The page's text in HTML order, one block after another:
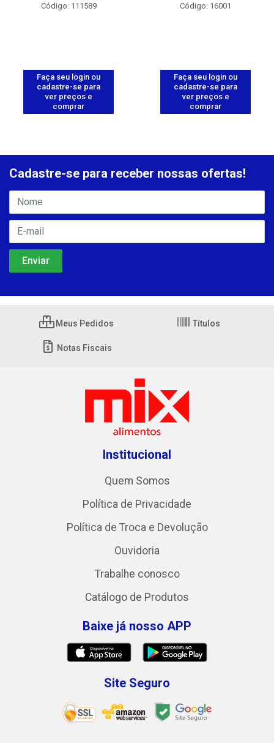
Código: 111589
Faça seu login ou
cadastre-se para
ver preços e
comprar
Código: 16001
Faça seu login ou
cadastre-se para
ver preços e
comprar
Cadastre-se para receber nossas ofertas!
Meus Pedidos Títulos
Notas Fiscais
Institucional
Quem Somos
Política de Privacidade
Política de Troca e Devolução
Ouvidoria
Trabalhe conosco
Catálogo de Produtos
Baixe já nosso APP
Site Seguro